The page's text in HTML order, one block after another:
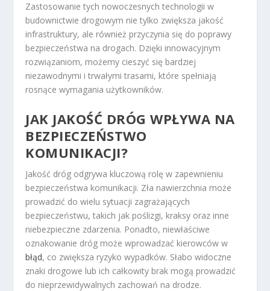
Zastosowanie tych nowoczesnych technologii w
budownictwie drogowym nie tylko zwiększa jakość
infrastruktury, ale również przyczynia się do poprawy
bezpieczeństwa na drogach. Dzięki innowacyjnym
rozwiązaniom, możemy cieszyć się bardziej
niezawodnymi i trwałymi trasami, które spełniają
rosnące wymagania użytkowników.
JAK JAKOŚĆ DRÓG WPŁYWA NA
BEZPIECZEŃSTWO
KOMUNIKACJI?
Jakość dróg odgrywa kluczową rolę w zapewnieniu
bezpieczeństwa komunikacji. Zła nawierzchnia może
prowadzić do wielu sytuacji zagrażających
bezpieczeństwu, takich jak poślizgi, kraksy oraz inne
niebezpieczne zdarzenia. Ponadto, niewłaściwe
oznakowanie dróg może wprowadzać kierowców w
błąd, co zwiększa ryzyko wypadków. Słabo widoczne
znaki drogowe lub ich całkowity brak mogą prowadzić
do nieprzewidywalnych zachowań na drodze.